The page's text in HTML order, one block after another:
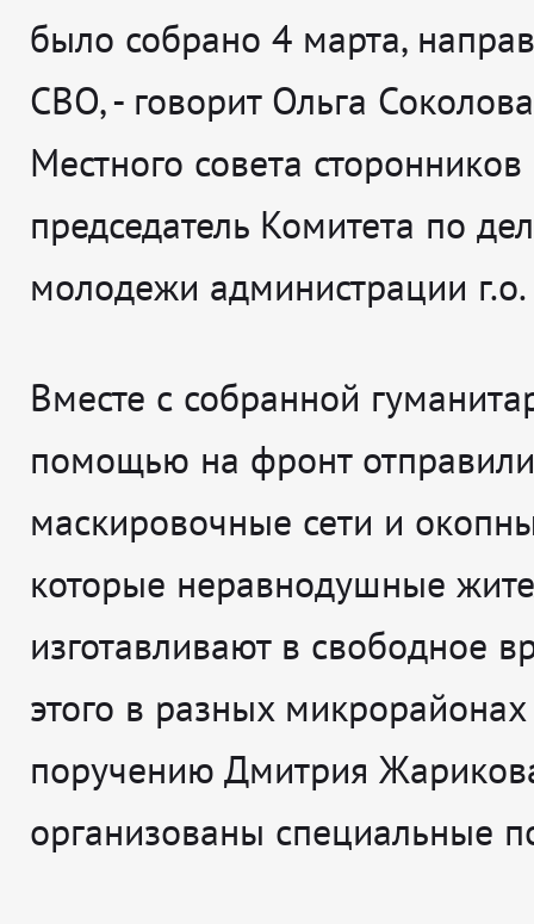
было собрано 4 марта,
СВО, - говорит Ольга
Местного совета
председатель Комитета по
молодежи администрации
Вместе с собранной
помощью на фронт
маскировочные сети и
которые неравнодушные
изготавливают в свободное
этого в разных
поручению Дмитрия
организованы специальные